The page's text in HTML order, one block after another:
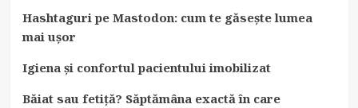
Hashtaguri pe Mastodon: cum te găsește lumea
mai ușor
Igiena și confortul pacientului imobilizat
Băiat sau fetiță? Săptămâna exactă în care